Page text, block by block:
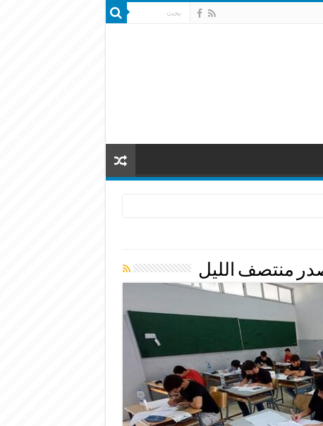
تصدر منتصف الليل